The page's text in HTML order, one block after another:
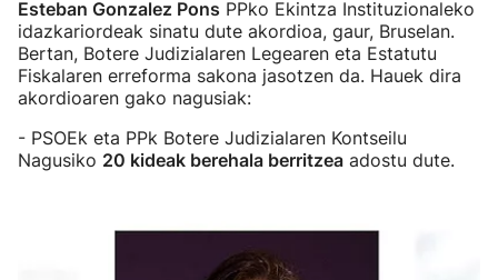
Esteban Gonzalez Pons PPko Ekintza Instituzionaleko
idazkariordeak sinatu dute akordioa, gaur, Bruselan.
Bertan, Botere Judizialaren Legearen eta Estatutu
Fiskalaren erreforma sakona jasotzen da. Hauek dira
akordioaren gako nagusiak:
- PSOEk eta PPk Botere Judizialaren Kontseilu
Nagusiko 20 kideak berehala berritzea adostu dute.